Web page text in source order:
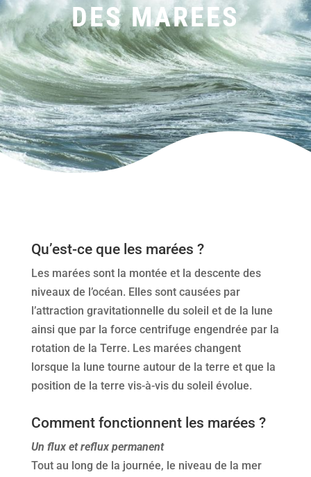
DES MAREES
Qu’est-ce que les marées ?
Les marées sont la montée et la descente des
niveaux de l’océan. Elles sont causées par
l’attraction gravitationnelle du soleil et de la lune
ainsi que par la force centrifuge engendrée par la
rotation de la Terre. Les marées changent
lorsque la lune tourne autour de la terre et que la
position de la terre vis-à-vis du soleil évolue.
Comment fonctionnent les marées ?
Un flux et reflux permanent
Tout au long de la journée, le niveau de la mer